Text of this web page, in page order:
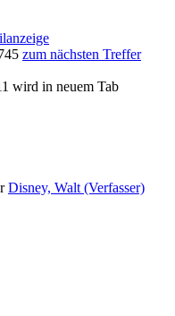
zum nächsten Treffer
wird in neuem Tab
Disney, Walt (Verfasser)